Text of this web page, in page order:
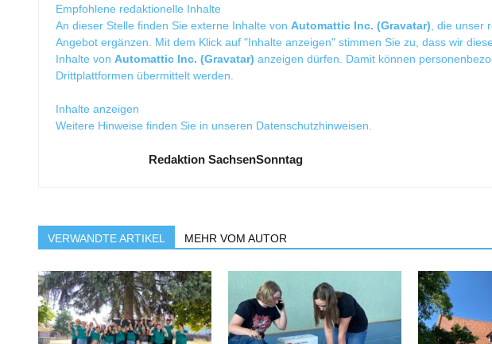
Empfohlene redaktionelle Inhalte
An dieser Stelle finden Sie externe Inhalte von Automattic Inc. (Gravatar) , die unser
Angebot ergänzen. Mit dem Klick auf "Inhalte anzeigen" stimmen Sie zu, dass wir
Inhalte von Automattic Inc. (Gravatar) anzeigen dürfen. Damit können
Drittplattformen übermittelt werden.
Inhalte anzeigen
Weitere Hinweise finden Sie in unseren Datenschutzhinweisen
Redaktion SachsenSonntag
VERWANDTE ARTIKEL MEHR VOM AUTOR